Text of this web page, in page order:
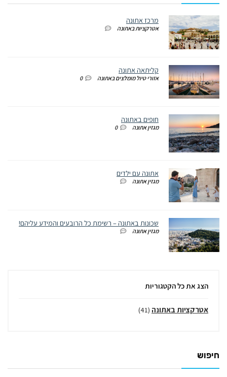
מרכז אתונה
אטרקציות באתונה
קליתאה אתונה
אזורי טיול מומלצים באתונה 0
חופים באתונה
מגזין אתונה 0
אתונה עם ילדים
מגזין אתונה
שכונות באתונה – רשימת כל הרובעים והמידע עליהם!
מגזין אתונה
הצג את כל הקטגוריות
אטרקציות באתונה (41)
חיפוש